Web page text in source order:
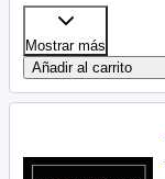
Mostrar más
Añadir al carrito